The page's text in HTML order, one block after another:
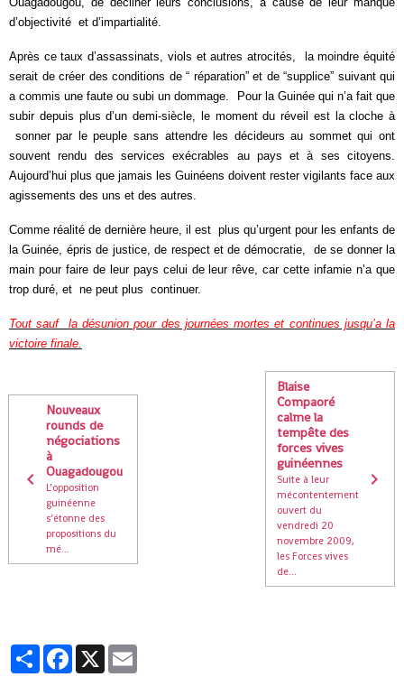
d’objectivité et d’impartialité.
Après ce taux d’assassinats, viols et autres atrocités, la moindre équité
serait de créer des conditions de “ réparation” et de “supplice” suivant qui
a commis une faute ou subi un dommage. Pour la Guinée qui n’a fait que
subir depuis plus d’un demi-siècle, le moment du réveil est la cloche à
sonner par le peuple sans attendre les décideurs au sommet qui ont
souvent rendu des services exécrables au pays et à ses citoyens.
Aujourd’hui plus que jamais les Guinéens doivent rester vigilants face aux
agissements des uns et des autres.
Comme réalité de dernière heure, il est plus qu’urgent pour les enfants de
la Guinée, épris de justice, de respect et de démocratie, de se donner la
main pour faire de leur pays celui de leur rêve, car cette infamie n’a que
trop duré, et ne peut plus continuer.
Tout sauf la désunion pour des journées mortes et continues jusqu’a la
victoire finale.
Nouveaux
rounds de
négociations
à
Ouagadougou
L’opposition
guinéenne
s’étonne des
propositions du
mé...
Blaise
Compaoré
calme la
tempête des
forces vives
guinéennes
Suite à leur
mécontentement
ouvert du
vendredi 20
novembre 2009,
les Forces vives
de...
PartagerFacebook
X